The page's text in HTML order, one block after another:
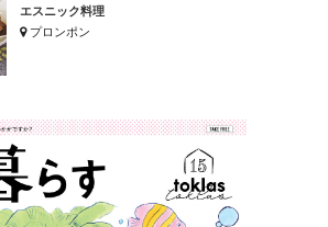
エスニック料理
プロンポン